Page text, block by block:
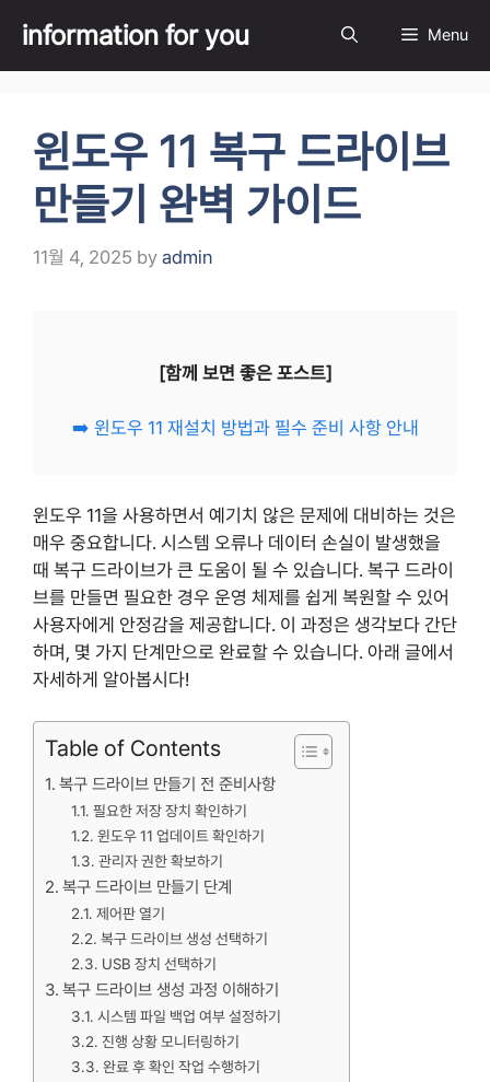
content
information for you Menu
윈도우 11 복구 드라이브
만들기 완벽 가이드
11월 4, 2025 by admin
[함께 보면 좋은 포스트]
➡️ 윈도우 11 재설치 방법과 필수 준비 사항 안내
윈도우 11을 사용하면서 예기치 않은 문제에 대비하는 것은
매우 중요합니다. 시스템 오류나 데이터 손실이 발생했을
때 복구 드라이브가 큰 도움이 될 수 있습니다. 복구 드라이
브를 만들면 필요한 경우 운영 체제를 쉽게 복원할 수 있어
사용자에게 안정감을 제공합니다. 이 과정은 생각보다 간단
하며, 몇 가지 단계만으로 완료할 수 있습니다. 아래 글에서
자세하게 알아봅시다!
Table of Contents
복구 드라이브 만들기 전 준비사항
필요한 저장 장치 확인하기
윈도우 11 업데이트 확인하기
관리자 권한 확보하기
복구 드라이브 만들기 단계
제어판 열기
복구 드라이브 생성 선택하기
USB 장치 선택하기
복구 드라이브 생성 과정 이해하기
시스템 파일 백업 여부 설정하기
진행 상황 모니터링하기
완료 후 확인 작업 수행하기